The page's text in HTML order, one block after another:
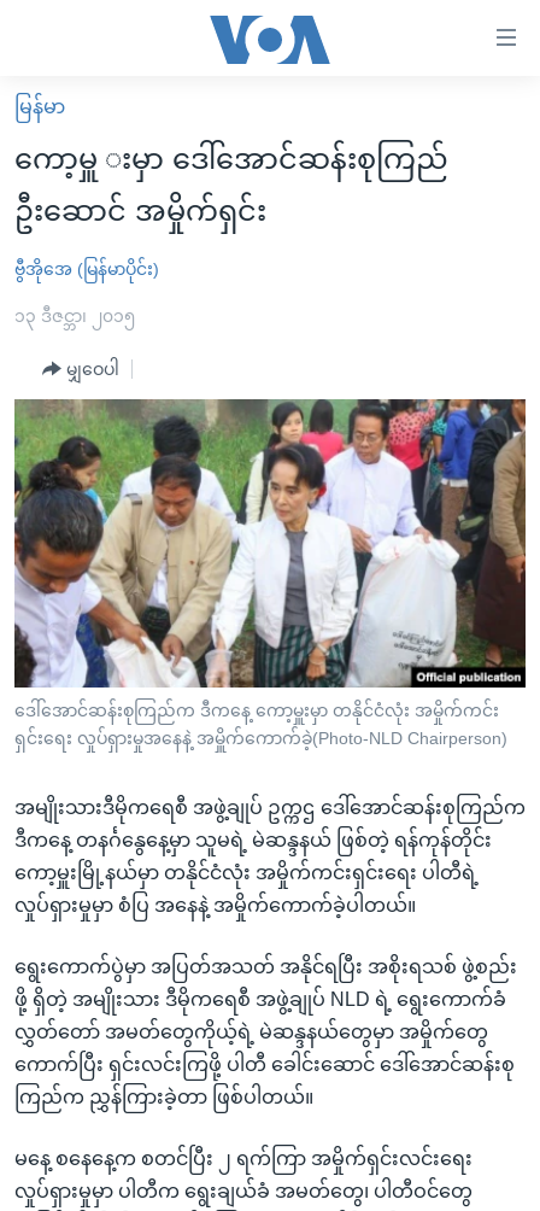
လွယ်ကူ
စေ
သည့်
Link
များ
ပင်မ
ကျော်
ကြည့်
ရန်
ပင်မ
အ
ညွန်း
စာမျက်နှာ
သို့
ကျော်
ကြည့်
ရန်
ရန်
နေရာ
သို့
ကျော်
မူလစာမျက်နှာ
မြန်မာ
ကမ္ဘာ့သတင်းများ
နိုင်ငံတကာ
အစ္စရေး-ပါလက်စတိုင်း
ဗွီဒီယို
အင်္ဂလိပ်စာလေ့လာမယ်
အမေရိကန်သုံးအီဒီယံ
မကြေးမုံရဲ့ အင်္ဂလိပ်စာ
ရုပ်ရှင်ထဲက အင်္ဂလိပ်စာ
သုတပဒေသာ အင်္ဂလိပ်စာ
အပတ်စဉ်ကဏ္ဍများ
ရေဒီယို
တီဗွီ
ရေဒီယိုနှင့်ရုပ်သံ အချက်အလက်များ
ရေဒီယို/တီဗွီအစီအစဉ်
Learning English
ဗွီအိုအေ လူမှုကွန်ယက်များ
မြန်မာ
ကော့မှူ းမှာ ဒေါ်အောင်ဆန်းစုကြည်
ဦးဆောင် အမှိုက်ရှင်း
ဗွီအိုအေ (မြန်မာပိုင်း)
၁၃ ဒီဇင္ဘာ၊ ၂၀၁၅
မျှဝေပါ
ဒေါ်အောင်ဆန်းစုကြည်က ဒီကနေ့ ကော့မှူးမှာ တနိုင်ငံလုံး အမှိုက်ကင်း
ရှင်းရေး လှုပ်ရှားမှုအနေနဲ့ အမှိူက်ကောက်ခဲ့(Photo-NLD Chairperson)
အမျိုးသားဒီမိုကရေစီ အဖွဲ့ချုပ် ဥက္ကဌ ဒေါ်အောင်ဆန်းစုကြည်က
ဒီကနေ့ တနင်္ဂနွေနေ့မှာ သူမရဲ့ မဲဆန္ဒနယ် ဖြစ်တဲ့ ရန်ကုန်တိုင်း
ကော့မှူးမြို့နယ်မှာ တနိုင်ငံလုံး အမှိုက်ကင်းရှင်းရေး ပါတီရဲ့
လှုပ်ရှားမှုမှာ စံပြ အနေနဲ့ အမှိုက်ကောက်ခဲ့ပါတယ်။
ရွေးကောက်ပွဲမှာ အပြတ်အသတ် အနိုင်ရပြီး အစိုးရသစ် ဖွဲ့စည်း
ဖို့ ရှိတဲ့ အမျိုးသား ဒီမိုကရေစီ အဖွဲ့ချုပ် NLD ရဲ့ ရွေးကောက်ခံ
လွှတ်တော် အမတ်တွေကိုယ့်ရဲ့ မဲဆန္ဒနယ်တွေမှာ အမှိုက်တွေ
ကောက်ပြီး ရှင်းလင်းကြဖို့ ပါတီ ခေါင်းဆောင် ဒေါ်အောင်ဆန်းစု
ကြည်က ညွှန်ကြားခဲ့တာ ဖြစ်ပါတယ်။
မနေ့ စနေနေ့က စတင်ပြီး ၂ ရက်ကြာ အမှိုက်ရှင်းလင်းရေး
လှုပ်ရှားမှုမှာ ပါတီက ရွေးချယ်ခံ အမတ်တွေ၊ ပါတီဝင်တွေ